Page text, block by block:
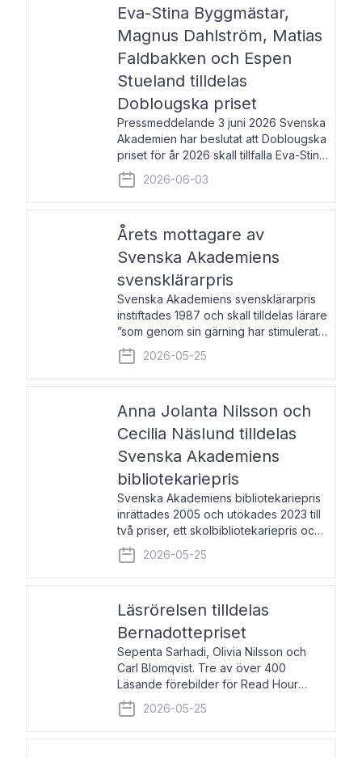
Eva-Stina Byggmästar,
Magnus Dahlström, Matias
Faldbakken och Espen
Stueland tilldelas
Doblougska priset
Pressmeddelande 3 juni 2026 Svenska
Akademien har beslutat att Doblougska
priset för år 2026 skall tillfalla Eva-Stina
Byggmästar, Magnus Dahlström, Matias
Faldbakken samt Espen Stueland.
Prisbeloppet är 200 000 svenska
2026-06-03
Årets mottagare av
Svenska Akademiens
svensklärarpris
Svenska Akademiens svensklärarpris
instiftades 1987 och skall tilldelas lärare
”som genom sin gärning har stimulerat
intresset hos unga människor för
svenska språket och litteraturen”.
Prisutdelning och samtal med
2026-05-25
Anna Jolanta Nilsson och
Cecilia Näslund tilldelas
Svenska Akademiens
bibliotekariepris
Svenska Akademiens bibliotekariepris
inrättades 2005 och utökades 2023 till
två priser, ett skolbibliotekariepris och
ett folkbibliotekariepris. Priserna skall
tilldelas bibliotekarier vid svenska folk-
och skolbibliotek som gjort värdefull
2026-05-25
Läsrörelsen tilldelas
Bernadottepriset
Sepenta Sarhadi, Olivia Nilsson och
Carl Blomqvist. Tre av över 400
Läsande förebilder för Read Hour
Sverige. Foto: Michael Wall. Den ideella
föreningen Läsrörelsen tilldelas
Bernadottepriset 2026 för att den
2026-05-25